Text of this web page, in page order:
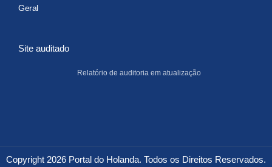
Geral
Site auditado
Relatório de auditoria em atualização
Copyright 2026 Portal do Holanda. Todos os Direitos Reservados.